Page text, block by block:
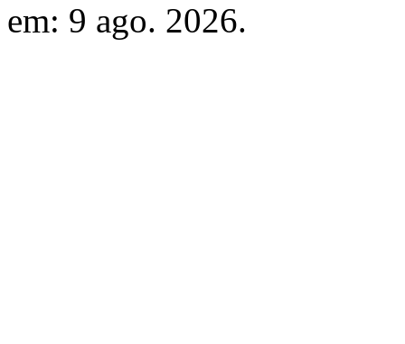
em: 9 ago. 2026.